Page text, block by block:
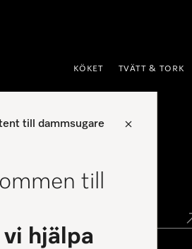
KÖKET TVÄTT & TORK
till dammsugare
till
vi hjälpa